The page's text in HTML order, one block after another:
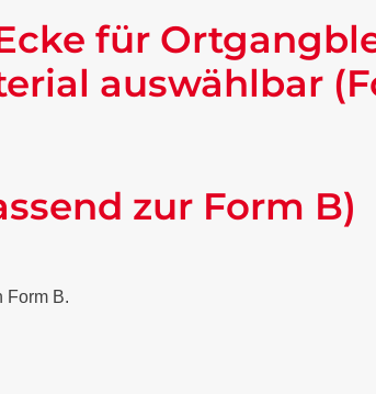
für
auswählbar
zur Form B)
Form B.